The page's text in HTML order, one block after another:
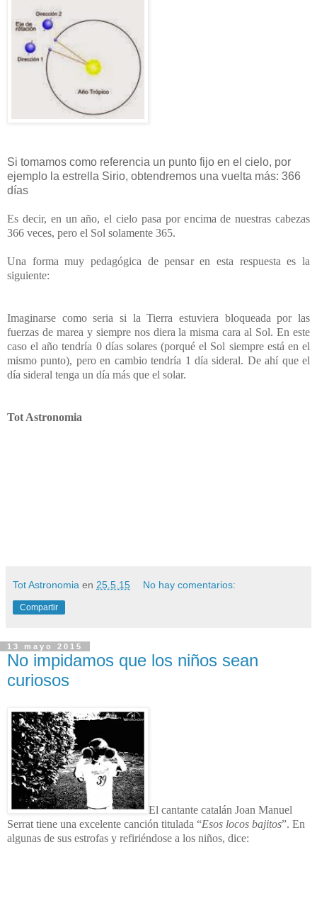
Si tomamos como referencia un punto fijo en el cielo, por
ejemplo la estrella Sirio, obtendremos una vuelta más: 366
días
Es decir, en un año, el cielo pasa por encima de nuestras cabezas
366 veces, pero el Sol solamente 365.
Una forma muy pedagógica de pensar en esta respuesta es la
siguiente:
Imaginarse como seria si la Tierra estuviera bloqueada por las
fuerzas de marea y siempre nos diera la misma cara al Sol. En este
caso el año tendría 0 días solares (porqué el Sol siempre está en el
mismo punto), pero en cambio tendría 1 día sideral. De ahí que el
día sideral tenga un día más que el solar.
Tot Astronomia
Tot Astronomia en 25.5.15 No hay comentarios:
Compartir
13 mayo 2015
No impidamos que los niños sean
curiosos
El cantante catalán Joan Manuel
Serrat tiene una excelente canción titulada “Esos locos bajitos”. En
algunas de sus estrofas y refiriéndose a los niños, dice: